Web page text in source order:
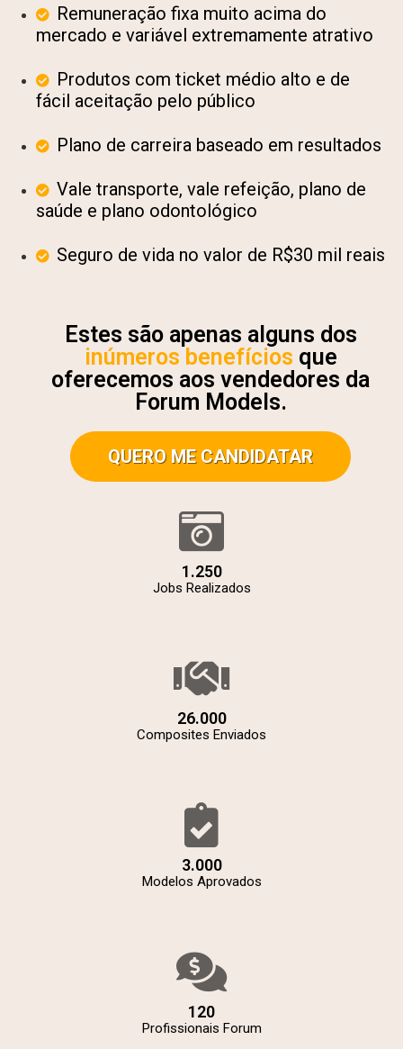
Remuneração fixa muito acima do
mercado e variável extremamente atrativo
Produtos com ticket médio alto e de
fácil aceitação pelo público
Plano de carreira baseado em resultados
Vale transporte, vale refeição, plano de
saúde e plano odontológico
Seguro de vida no valor de R$30 mil reais
Estes são apenas alguns dos
inúmeros benefícios que
oferecemos aos vendedores da
Forum Models.
QUERO ME CANDIDATAR
1.250
Jobs Realizados
26.000
Composites Enviados
3.000
Modelos Aprovados
120
Profissionais Forum